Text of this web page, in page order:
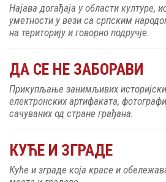
Најава догађаја у области културе,
уметности у вези са српским
на територију и говорно подручје.
ДА СЕ НЕ ЗАБОРАВИ
Прикупљање занимљивих
електронских артифаката,
сачуваних од стране грађана.
КУЋЕ И ЗГРАДЕ
Куће и зграде која красе и